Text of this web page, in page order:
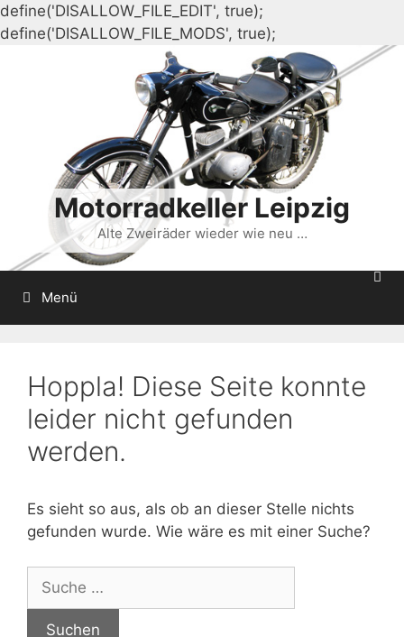
define('DISALLOW_FILE_EDIT', true);
define('DISALLOW_FILE_MODS', true);
Inhalt
springen
Motorradkeller Leipzig
Alte Zweiräder wieder wie neu …
Menü
Hoppla! Diese Seite konnte
leider nicht gefunden
werden.
Es sieht so aus, als ob an dieser Stelle nichts
gefunden wurde. Wie wäre es mit einer Suche?
nach: